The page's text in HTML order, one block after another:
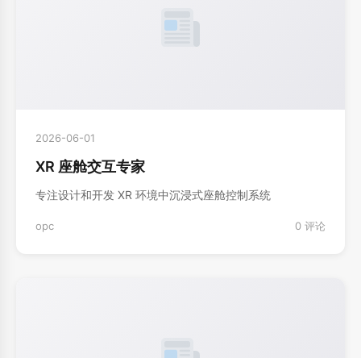
2026-06-01
XR 座舱交互专家
专注设计和开发 XR 环境中沉浸式座舱控制系统
opc 0 评论